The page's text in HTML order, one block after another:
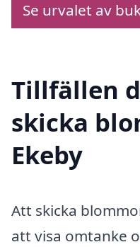
Se urvalet av
Tillfällen
skicka
Ekeby
Att skicka
att visa omtanke